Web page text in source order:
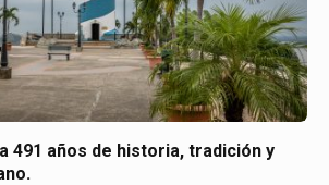
491 años de historia, tradición y